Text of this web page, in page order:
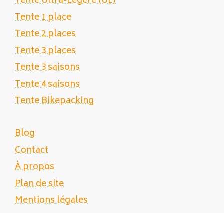
Tente 1 place
Tente 2 places
Tente 3 places
Tente 3 saisons
Tente 4 saisons
Tente Bikepacking
Blog
Contact
À propos
Plan de site
Mentions légales